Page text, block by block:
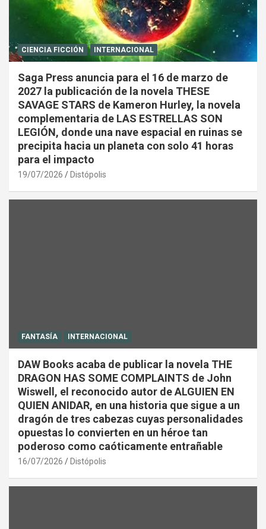
CIENCIA FICCIÓN INTERNACIONAL
Saga Press anuncia para el 16 de marzo de
2027 la publicación de la novela THESE
SAVAGE STARS de Kameron Hurley, la novela
complementaria de LAS ESTRELLAS SON
LEGIÓN, donde una nave espacial en ruinas se
precipita hacia un planeta con solo 41 horas
para el impacto
19/07/2026 Distópolis
FANTASÍA INTERNACIONAL
DAW Books acaba de publicar la novela THE
DRAGON HAS SOME COMPLAINTS de John
Wiswell, el reconocido autor de ALGUIEN EN
QUIEN ANIDAR, en una historia que sigue a un
dragón de tres cabezas cuyas personalidades
opuestas lo convierten en un héroe tan
poderoso como caóticamente entrañable
16/07/2026 Distópolis